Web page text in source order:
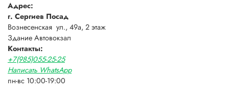
Адрес:
г. Сергиев Посад
Вознесенская ул., 49а, 2 этаж
Здание Автовокзал
Контакты:
+7(985)055-25-25
Написать WhatsApp
пн-вс 10:00-19:00